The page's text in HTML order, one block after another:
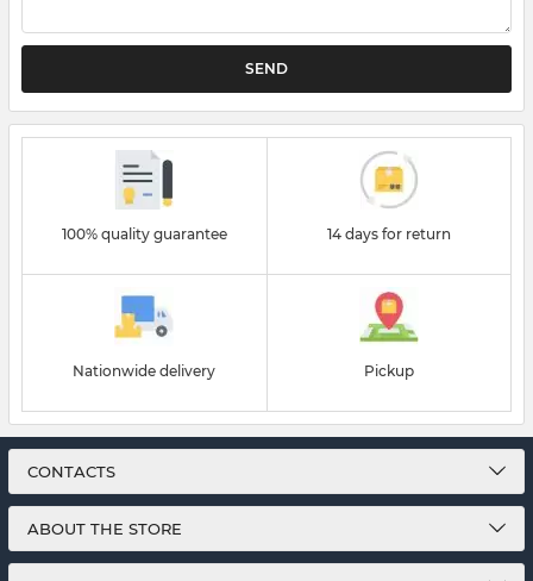
SEND
100% quality guarantee 14 days for return
Nationwide delivery Pickup
CONTACTS
ABOUT THE STORE